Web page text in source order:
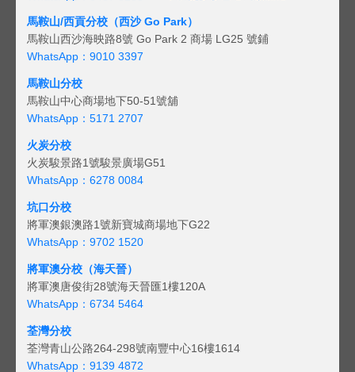
馬鞍山/西貢分校（西沙 Go Park）
馬鞍山西沙海映路8號 Go Park 2 商場 LG25 號鋪
WhatsApp：9010 3397
馬鞍山分校
馬鞍山中心商場地下50-51號舖
WhatsApp：5171 2707
火炭分校
火炭駿景路1號駿景廣場G51
WhatsApp：6278 0084
坑口分校
將軍澳銀澳路1號新寶城商場地下G22
WhatsApp：9702 1520
將軍澳分校（海天晉）
將軍澳唐俊街28號海天晉匯1樓120A
WhatsApp：6734 5464
荃灣分校
荃灣青山公路264-298號南豐中心16樓1614
WhatsApp：9139 4872